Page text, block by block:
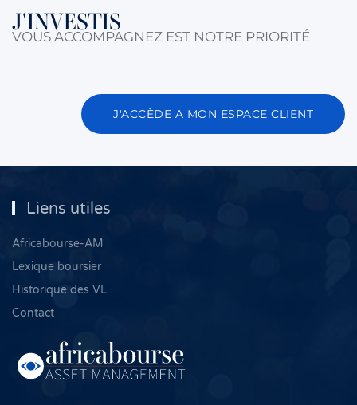
J'INVESTIS
VOUS ACCOMPAGNEZ EST NOTRE PRIORITÉ
J'ACCÈDE A MON ESPACE CLIENT
Liens utiles
Africabourse-AM
Lexique boursier
Historique des VL
Contact